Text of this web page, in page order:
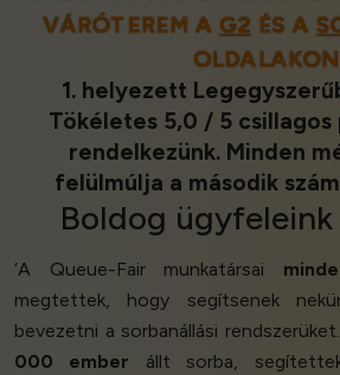
VÁRÓTEREM A G2 ÉS A
OLDALAKON
1. helyezett
Tökéletes 5,0 / 5 csillagos
rendelkezünk. Minden
felülmúlja a második
Boldog ügyfeleink
‘A Queue-Fair munkatársai
megtettek, hogy segítsenek
bevezetni a sorbanállási
000 ember állt sorba,